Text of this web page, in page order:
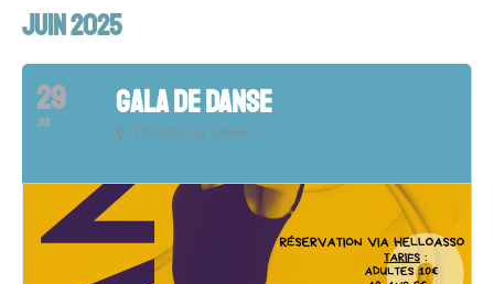
JUIN 2025
29
JUI
GALA DE DANSE
Théâtre du Vellein